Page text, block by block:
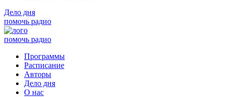
Дело дня
помочь радио
помочь радио
Программы
Расписание
Авторы
Дело дня
О нас